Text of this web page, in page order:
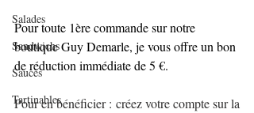
Salades
Sandwichs
Sauces
Tartinables
Pour toute 1ère commande sur notre
boutique Guy Demarle, je vous offre un bon
de réduction immédiate de 5 €.